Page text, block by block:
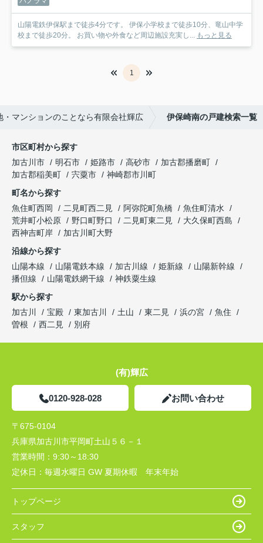
山陽電鉄伊保駅まで徒歩4分です。 伊保小学校まで徒歩10分、竜山中学
校まで徒歩20分。 お買い物や外食など周辺施設充実し... もっと見る
1
マンションのことなら有限会社輝広 伊保崎南の戸建検索一覧
市区町村から探す
加古川市
明石市 姫路市 高砂市
加古郡播磨町
加古郡稲美町
宍粟市
神崎郡市川町
町名から探す
魚住町西岡
二見町西二見 阿弥陀町魚橋
魚住町清水
荒井町小松原
野口町野口 二見町東二見
大久保町西島
西神吉町岸
加古川町大野
沿線から探す
山陽本線
山陽電鉄本線 加古川線 姫新線
山陽新幹線
播但線
山陽電鉄網干線
神鉄粟生線
駅から探す
加古川
宝殿 東加古川 土山 東二見 浜の宮
魚住
曽根
西二見 別府
(有)輝広
0120-928-028 お問い合わせ
〒675-0104
兵庫県加古川市平岡町土山５６－１
営業時間： 9:30～18:30
定休日： 毎週水曜日 GW 夏期休暇 年末年始
トップページ
スタッフ